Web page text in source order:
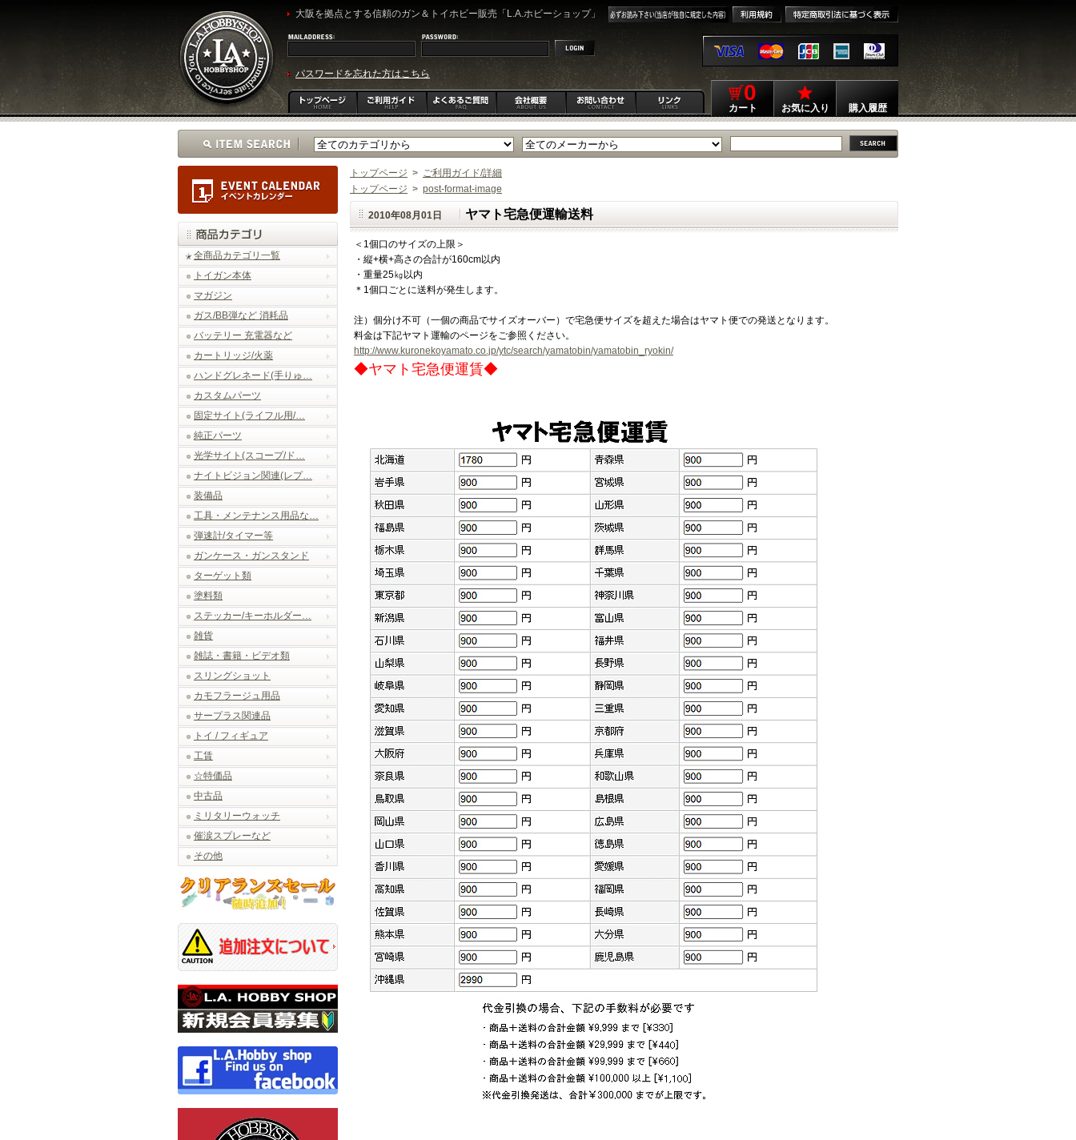
大阪を拠点とする信頼のガン＆トイホビー販売「L.A.ホビーショップ」
パスワードを忘れた方はこちら
0
カート お気に入り 購入履歴
全商品カテゴリ一覧
トイガン本体
マガジン
ガス/BB弾など 消耗品
バッテリー 充電器など
カートリッジ/火薬
ハンドグレネード(手りゅ…
カスタムパーツ
固定サイト(ライフル用/…
純正パーツ
光学サイト(スコープ/ド…
ナイトビジョン関連(レプ…
装備品
工具・メンテナンス用品な…
弾速計/タイマー等
ガンケース・ガンスタンド
ターゲット類
塗料類
ステッカー/キーホルダー…
雑貨
雑誌・書籍・ビデオ類
スリングショット
カモフラージュ用品
サープラス関連品
トイ / フィギュア
工賃
☆特価品
中古品
ミリタリーウォッチ
催涙スプレーなど
その他
トップページ > ご利用ガイド/詳細
トップページ > post-format-image
2010年08月01日 ヤマト宅急便運輸送料
＜1個口のサイズの上限＞
・縦+横+高さの合計が160cm以内
・重量25㎏以内
＊1個口ごとに送料が発生します。
注）個分け不可（一個の商品でサイズオーバー）で宅急便サイズを超えた場合はヤマト便での発送となります。
料金は下記ヤマト運輸のページをご参照ください。
http://www.kuronekoyamato.co.jp/ytc/search/yamatobin/yamatobin_ryokin/
◆ヤマト宅急便運賃◆